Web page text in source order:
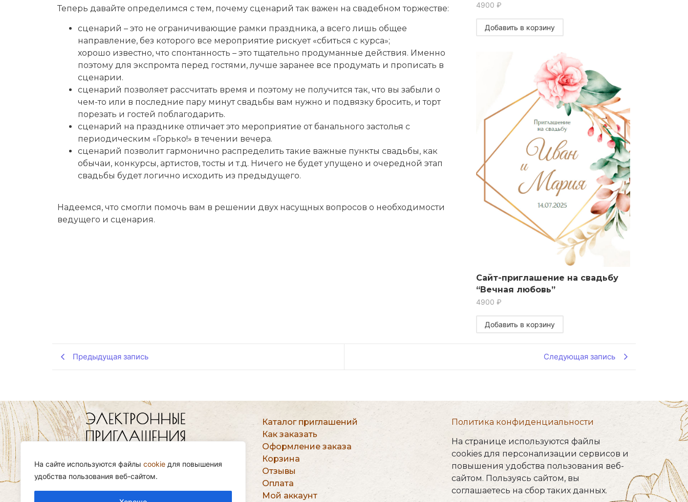
На сайте используются файлы cookie для повышения
удобства пользования веб-сайтом.
Теперь давайте определимся с тем, почему сценарий так важен на свадебном торжестве:
сценарий – это не ограничивающие рамки праздника, а всего лишь общее
направление, без которого все мероприятие рискует «сбиться с курса»;
хорошо известно, что спонтанность – это тщательно продуманные действия. Именно
поэтому для экспромта перед гостями, лучше заранее все продумать и прописать в
сценарии.
сценарий позволяет рассчитать время и поэтому не получится так, что вы забыли о
чем-то или в последние пару минут свадьбы вам нужно и подвязку бросить, и торт
порезать и гостей поблагодарить.
сценарий на празднике отличает это мероприятие от банального застолья с
периодическим «Горько!» в течении вечера.
сценарий позволит гармонично распределить такие важные пункты свадьбы, как
обычаи, конкурсы, артистов, тосты и т.д. Ничего не будет упущено и очередной этап
свадьбы будет логично исходить из предыдущего.
Надеемся, что смогли помочь вам в решении двух насущных вопросов о необходимости
ведущего и сценария.
4900 ₽
Добавить в корзину
Сайт-приглашение на свадьбу
“Вечная любовь”
4900 ₽
Добавить в корзину
Предыдущая запись Следующая запись
сайте, добавив его в корзину.
Email:info@youinvite.ru
Каталог приглашений
Как заказать
Оформление заказа
Корзина
Отзывы
Оплата
Мой аккаунт
Политика конфиденциальности
На странице используются файлы
cookies для персонализации сервисов и
повышения удобства пользования веб-
сайтом. Пользуясь сайтом, вы
соглашаетесь на сбор таких данных.